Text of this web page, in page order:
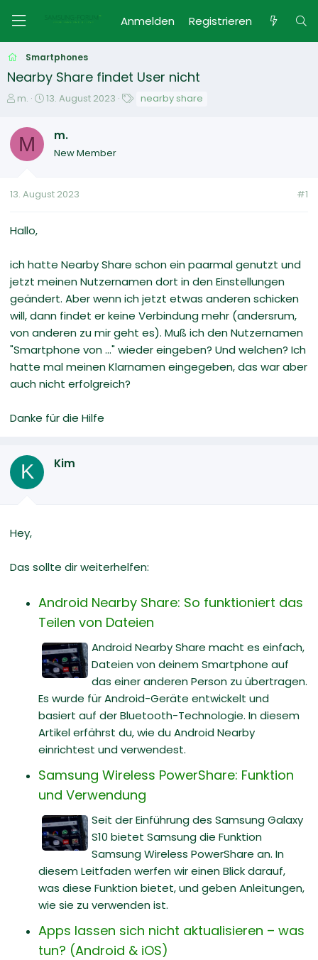
Anmelden Registrieren
Smartphones
Nearby Share findet User nicht
E
s
e
e
m.
E
t
13. August 2023 nearby share
M m.
New Member
13. August 2023 #1
Hallo,
ich hatte Nearby Share schon ein paarmal genutzt und
jetzt meinen Nutzernamen dort in den Einstellungen
geändert. Aber wenn ich jetzt etwas anderen schicken
will, dann findet er keine Verbindung mehr (andersrum,
von anderen zu mir geht es). Muß ich den Nutzernamen
"Smartphone von ..." wieder eingeben? Und welchen? Ich
hatte mal meinen Klarnamen eingegeben, das war aber
auch nicht erfolgreich?
Danke für die Hilfe
K Kim
Hey,
Das sollte dir weiterhelfen:
Android Nearby Share: So funktioniert das
Teilen von Dateien
Android Nearby Share macht es einfach,
Dateien von deinem Smartphone auf
das einer anderen Person zu übertragen.
Es wurde für Android-Geräte entwickelt und
basiert auf der Bluetooth-Technologie. In diesem
Artikel erfährst du, wie du Android Nearby
einrichtest und verwendest.
Samsung Wireless PowerShare: Funktion
und Verwendung
Seit der Einführung des Samsung Galaxy
S10 bietet Samsung die Funktion
Samsung Wireless PowerShare an. In
diesem Leitfaden werfen wir einen Blick darauf,
was diese Funktion bietet, und geben Anleitungen,
wie sie zu verwenden ist.
Apps lassen sich nicht aktualisieren – was
tun? (Android & iOS)